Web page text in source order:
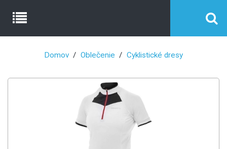
Domov Oblečenie Cyklistické dresy